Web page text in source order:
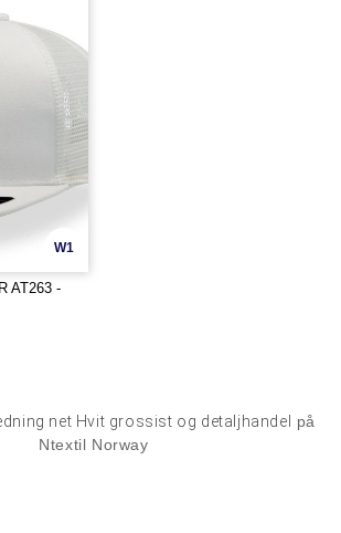
W1
AT263 -
net Hvit grossist og detaljhandel
på
Ntextil Norway